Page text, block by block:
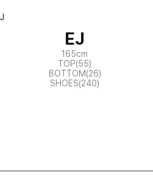
EJ
165cm
TOP(55)
BOTTOM(26)
SHOES(240)